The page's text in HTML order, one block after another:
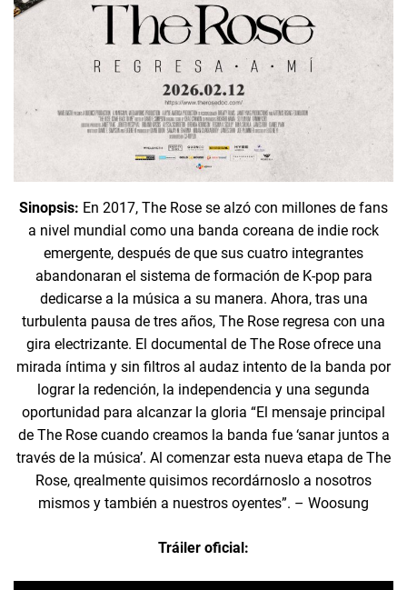
Sinopsis: En 2017, The Rose se alzó con millones de fans
a nivel mundial como una banda coreana de indie rock
emergente, después de que sus cuatro integrantes
abandonaran el sistema de formación de K-pop para
dedicarse a la música a su manera. Ahora, tras una
turbulenta pausa de tres años, The Rose regresa con una
gira electrizante. El documental de The Rose ofrece una
mirada íntima y sin filtros al audaz intento de la banda por
lograr la redención, la independencia y una segunda
oportunidad para alcanzar la gloria “El mensaje principal
de The Rose cuando creamos la banda fue ‘sanar juntos a
través de la música’. Al comenzar esta nueva etapa de The
Rose, qrealmente quisimos recordárnoslo a nosotros
mismos y también a nuestros oyentes”. – Woosung
Tráiler oficial: